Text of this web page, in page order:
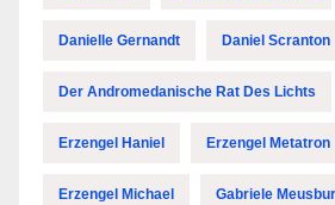
Danielle Gernandt Daniel Scranton
Der Andromedanische Rat Des Lichts
Erzengel Haniel Erzengel Metatron
Erzengel Michael Gabriele